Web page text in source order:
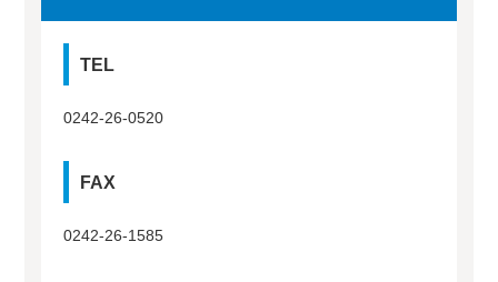
TEL
0242-26-0520
FAX
0242-26-1585